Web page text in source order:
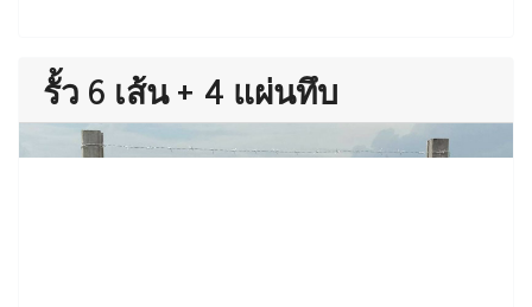
รั้ว 6 เส้น + 4 แผ่นทึบ